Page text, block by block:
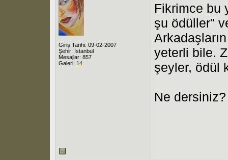
Giriş Tarihi: 09-02-2007
Şehir: İstanbul
Mesajlar: 857
Galeri: 14
Fikrimce bu
şu ödüller"
yeterli bile.
şeyler, ödül
Ne dersiniz?